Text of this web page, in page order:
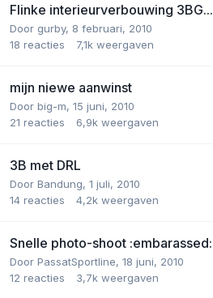
Flinke interieurverbouwing 3BG...
Door gurby, 8 februari, 2010
18 reacties 7,1k weergaven
mijn niewe aanwinst
Door big-m, 15 juni, 2010
21 reacties 6,9k weergaven
3B met DRL
Door Bandung, 1 juli, 2010
14 reacties 4,2k weergaven
Snelle photo-shoot :embarassed:
Door PassatSportline, 18 juni, 2010
12 reacties 3,7k weergaven